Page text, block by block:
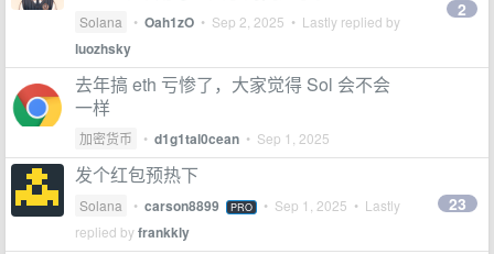
Solana • Oah1zO • Sep 2, 2025 • Lastly replied by
luozhsky
2
去年搞 eth 亏惨了，大家觉得 Sol 会不会
一样
加密货币 • d1g1tal0cean • Sep 1, 2025
发个红包预热下
Solana • carson8899 PRO • Sep 1, 2025 • Lastly
replied byfrankkly
23